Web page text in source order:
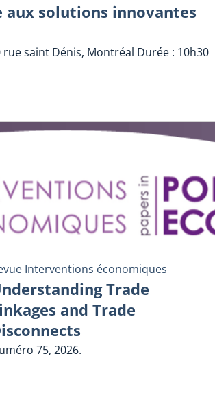
aux solutions innovantes
rue saint Dénis, Montréal Durée : 10h30
Interventions économiques
Trade
and Trade
75, 2026.